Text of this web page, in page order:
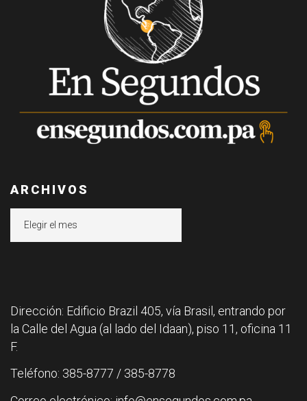
ARCHIVOS
Dirección: Edificio Brazil 405, vía Brasil, entrando por
la Calle del Agua (al lado del Idaan), piso 11, oficina 11
F.
Teléfono: 385-8777 / 385-8778